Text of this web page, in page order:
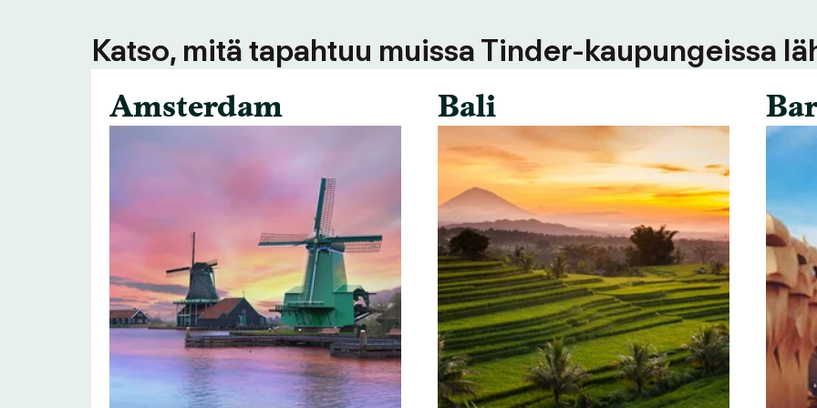
Katso, mitä tapahtuu muissa Tinder-kaupungeissa
Amsterdam
Bali